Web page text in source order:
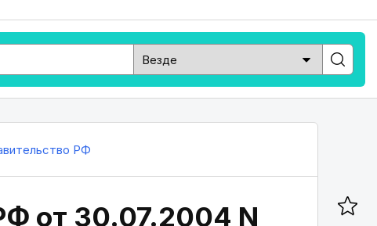
РФ
от 30.07.2004 N